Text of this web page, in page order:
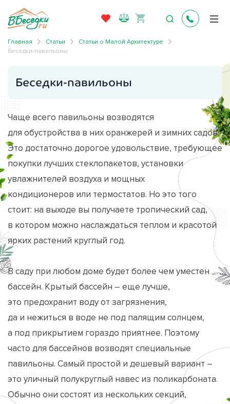
Главная Статьи
Статьи о Малой Архитектуре
Беседки-павильоны
Беседки-павильоны
Чаще всего павильоны возводятся
для обустройства в них оранжерей и зимних садов.
Это достаточно дорогое удовольствие, требующее
покупки лучших стеклопакетов, установки
увлажнителей воздуха и мощных
кондиционеров или термостатов. Но это того
стоит: на выходе вы получаете тропический сад,
в котором можно наслаждаться теплом и красотой
ярких растений круглый год.
В саду при любом доме будет более чем уместен
бассейн. Крытый бассейн – еще лучше,
это предохранит воду от загрязнения,
да и нежиться в воде не под палящим солнцем,
а под прикрытием гораздо приятнее. Поэтому
часто для бассейнов возводят специальные
павильоны. Самый простой и дешевый вариант –
это уличный полукруглый навес из поликарбоната.
Обычно они состоят из нескольких секций,